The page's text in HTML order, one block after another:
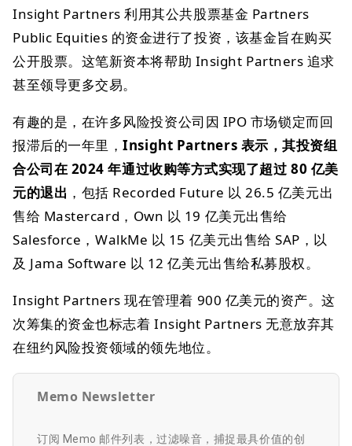
Insight Partners 利用其公共股票基金 Partners
Public Equities 的资金进行了投资，该基金旨在购买
公开股票。这笔新资本将帮助 Insight Partners 追求
甚至领导更多交易。
有趣的是，在许多风险投资公司因 IPO 市场锁定而回
报滞后的一年里，Insight Partners 表示，其投资组
合公司在 2024 年通过收购等方式实现了超过 80 亿美
元的退出 ，包括 Recorded Future 以 26.5 亿美元出
售给 Mastercard，Own 以 19 亿美元出售给
Salesforce，WalkMe 以 15 亿美元出售给 SAP，以
及 Jama Software 以 12 亿美元出售给私募股权。
Insight Partners 现在管理着 900 亿美元的资产。这
次筹集的资金也标志着 Insight Partners 无意放弃其
在纽约风险投资领域的领先地位。
Memo Newsletter
订阅 Memo 邮件列表，过滤噪音，捕捉最具价值的创